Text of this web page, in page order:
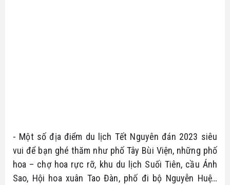
- Một số địa điểm du lịch Tết Nguyên đán 2023 siêu
vui để bạn ghé thăm như phố Tây Bùi Viện, những phố
hoa – chợ hoa rực rỡ, khu du lịch Suối Tiên, cầu Ánh
Sao, Hội hoa xuân Tao Đàn, phố đi bộ Nguyễn Huệ…